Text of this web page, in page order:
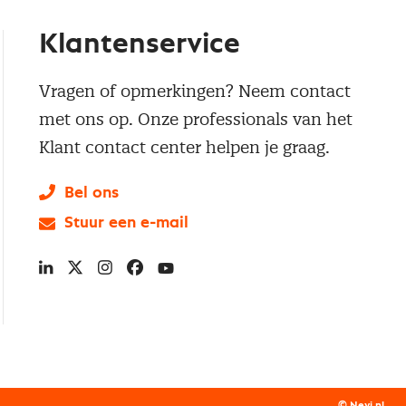
Klantenservice
Vragen of opmerkingen? Neem contact
met ons op. Onze professionals van het
Klant contact center helpen je graag.
Bel ons
Stuur een e-mail
LinkedIn
X Instagram
Facebook
YouTube